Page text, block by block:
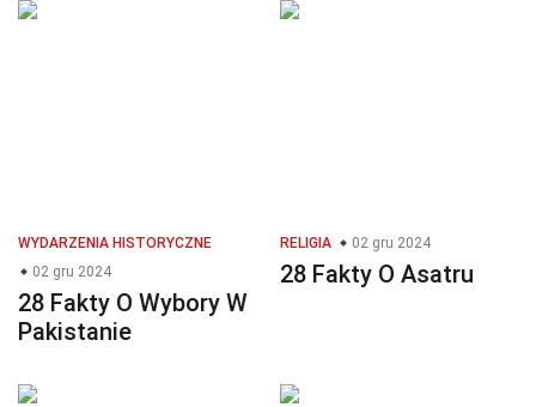
WYDARZENIA HISTORYCZNE
02 gru 2024
28 Fakty O Wybory W
Pakistanie
RELIGIA 02 gru 2024
28 Fakty O Asatru